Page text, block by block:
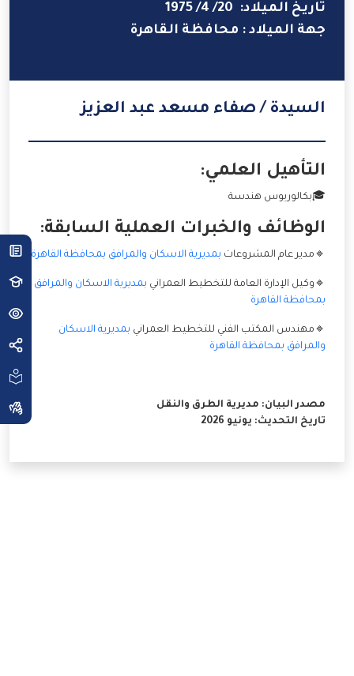
تاريخ الميلاد: 20/ 4/ 1975
جهة الميلاد : محافظة القاهرة
السيدة / صفاء مسعد عبد العزيز
التأهيل العلمي:
🎓بكالوريوس هندسة
الوظائف والخبرات العملية السابقة:
🔹مدير عام المشروعات بمديرية الاسكان والمرافق بمحافظة القاهرة
🔹وكيل الإدارة العامة للتخطيط العمراني بمديرية الاسكان والمرافق
بمحافظة القاهرة
🔹مهندس المكتب الفني للتخطيط العمراني بمديرية الاسكان
والمرافق بمحافظة القاهرة
مصدر البيان: مديرية الطرق والنقل
تاريخ التحديث: يونيو 2026